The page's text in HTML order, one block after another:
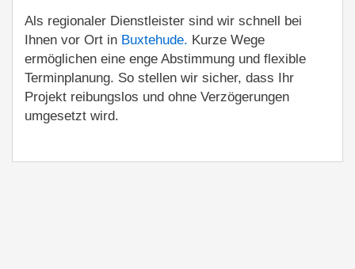
Als regionaler Dienstleister sind wir schnell bei
Ihnen vor Ort in Buxtehude. Kurze Wege
ermöglichen eine enge Abstimmung und flexible
Terminplanung. So stellen wir sicher, dass Ihr
Projekt reibungslos und ohne Verzögerungen
umgesetzt wird.